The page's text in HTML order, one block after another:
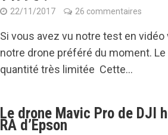
22/11/2017 26 commentaires
Si vous avez vu notre test en
notre drone préféré du moment.
quantité très limitée Cette...
Le drone Mavic Pro de DJI
RA d’Epson